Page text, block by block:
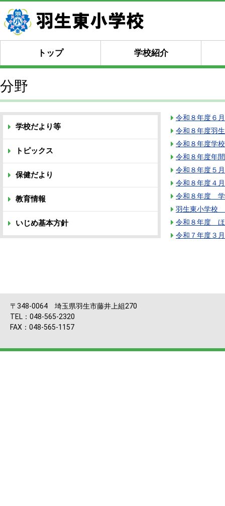
トップ 学校紹介
分野
令和８年度６
令和８年度羽
令和８年度学
令和８年度年
令和８年度５
令和８年度４
令和８年度 学
羽生東小学校
令和８年度 ほ
令和７年度３
学校だより等
トピックス
保健だより
教育情報
いじめ基本方針
〒348-0064 埼玉県羽生市藤井上組270
TEL：048-565-2320
FAX：048-565-1157